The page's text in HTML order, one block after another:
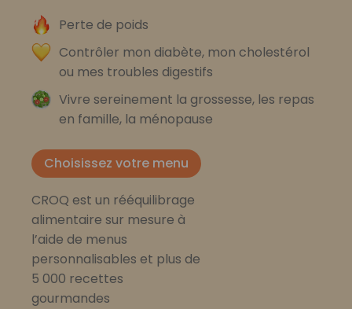
Perte de poids
Contrôler mon diabète, mon cholestérol
ou mes troubles digestifs
Vivre sereinement la grossesse, les repas
en famille, la ménopause
Choisissez votre menu
CROQ est un rééquilibrage
alimentaire sur mesure à
l’aide de menus
personnalisables et plus de
5 000 recettes
gourmandes